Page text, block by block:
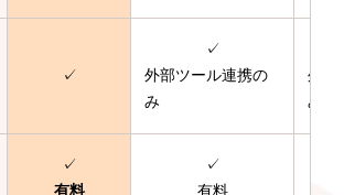
✓
✓
外部ツール連携の
み
外部
み
✓
有料
✓
有料